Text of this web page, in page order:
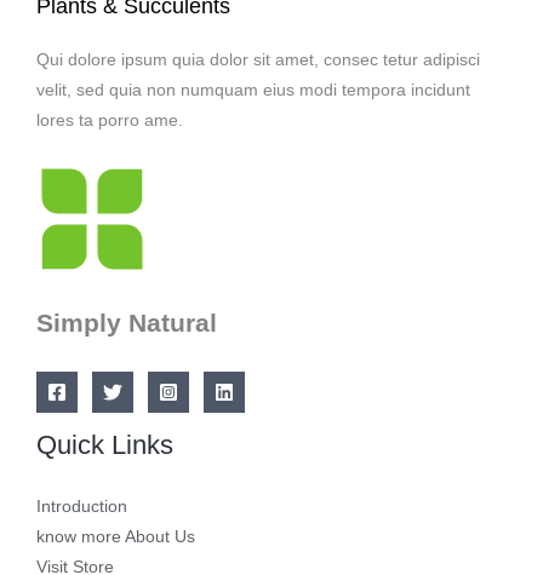
Plants & Succulents
Qui dolore ipsum quia dolor sit amet, consec tetur adipisci
velit, sed quia non numquam eius modi tempora incidunt
lores ta porro ame.
Simply Natural
Quick Links
Introduction
know more About Us
Visit Store